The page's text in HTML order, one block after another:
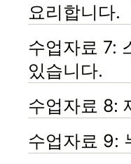
요리합니다.
수업자료 7:
있습니다.
수업자료 8:
수업자료 9: